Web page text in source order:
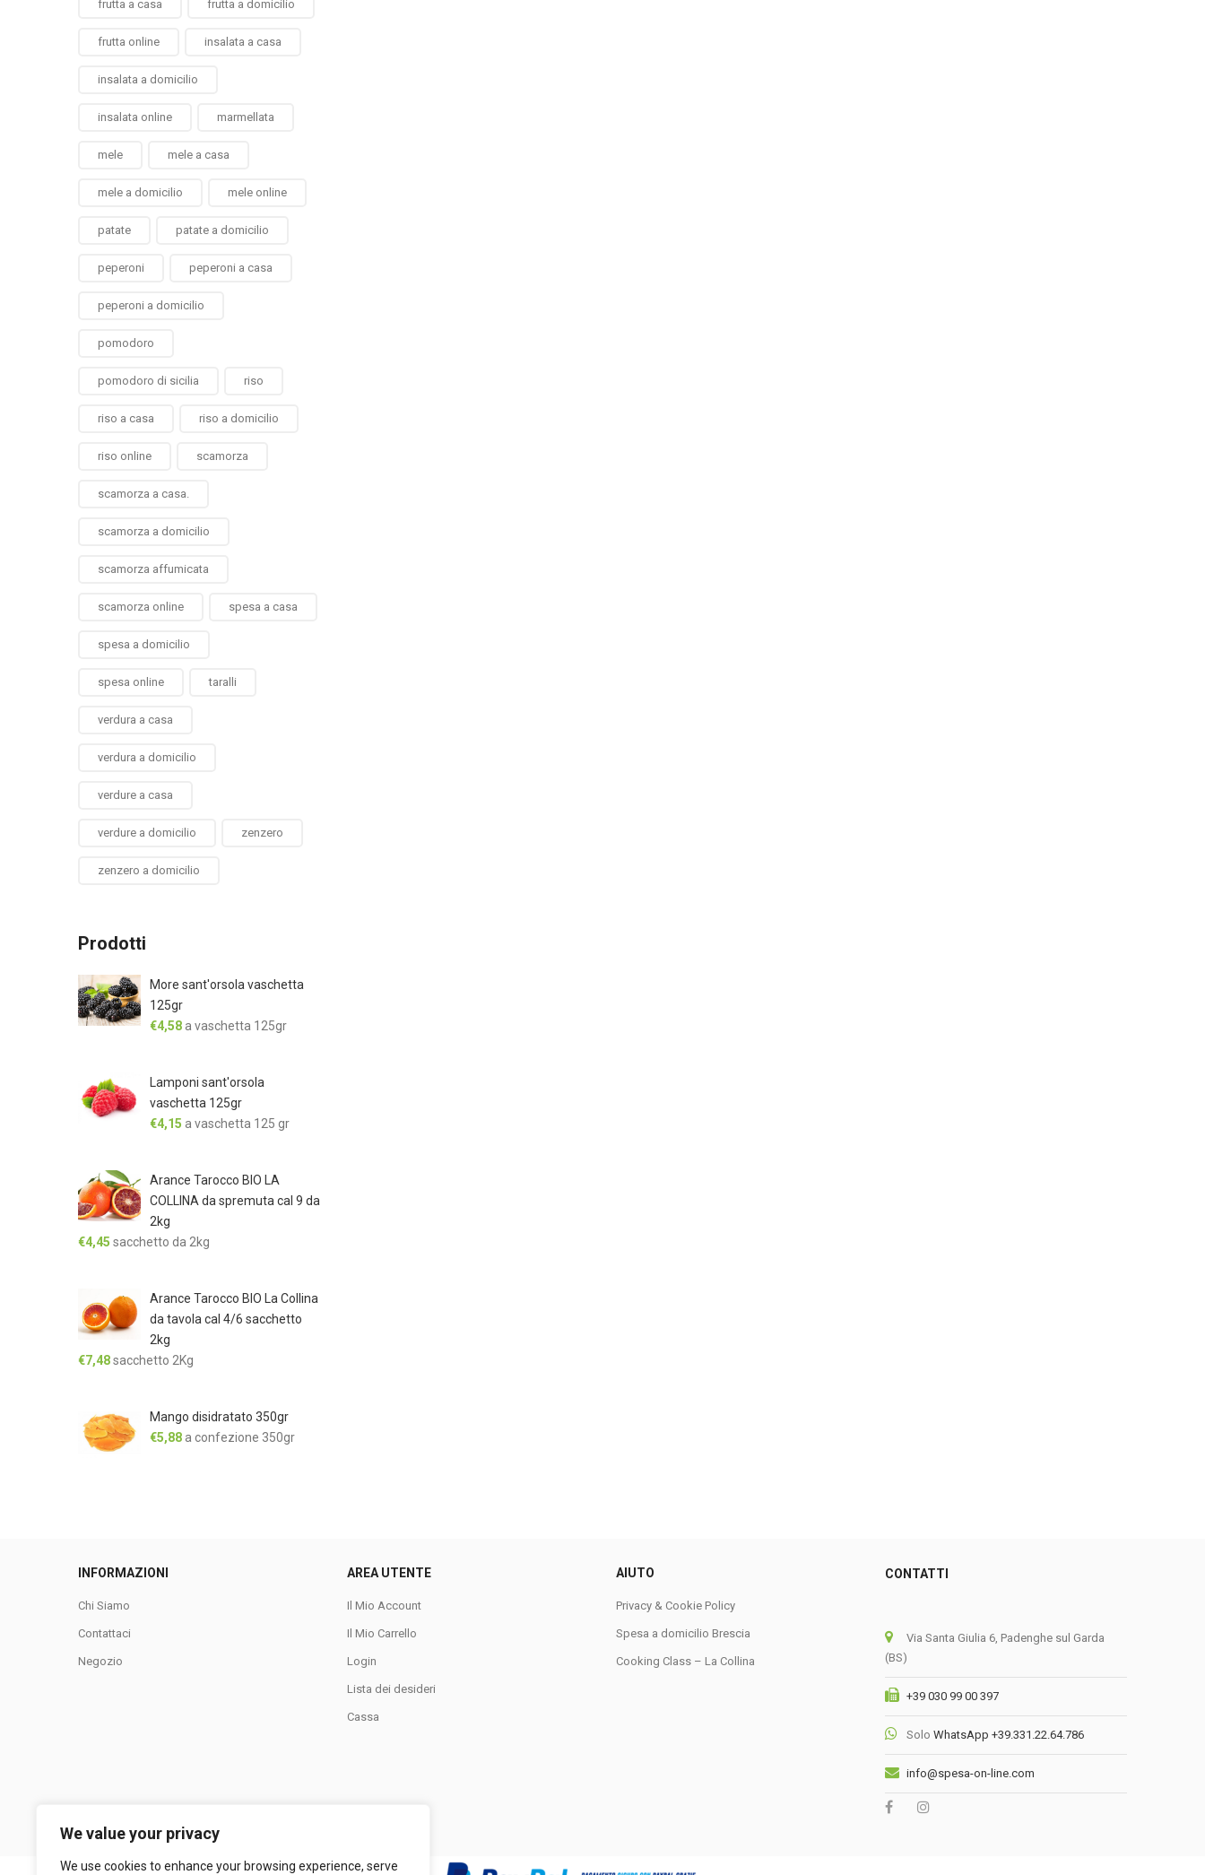
We value your privacy
We use cookies to enhance your browsing experience, serve
frutta a casa frutta a domicilio
frutta online insalata a casa
insalata a domicilio
insalata online marmellata
mele mele a casa
mele a domicilio mele online
patate patate a domicilio
peperoni peperoni a casa
peperoni a domicilio
pomodoro
pomodoro di sicilia riso
riso a casa riso a domicilio
riso online scamorza
scamorza a casa.
scamorza a domicilio
scamorza affumicata
scamorza online spesa a casa
spesa a domicilio
spesa online taralli
verdura a casa
verdura a domicilio
verdure a casa
verdure a domicilio zenzero
zenzero a domicilio
Prodotti
More sant'orsola vaschetta
125gr
€4,58 a vaschetta 125gr
Lamponi sant'orsola
vaschetta 125gr
€4,15 a vaschetta 125 gr
Arance Tarocco BIO LA
COLLINA da spremuta cal 9 da
2kg
€4,45 sacchetto da 2kg
Arance Tarocco BIO La Collina
da tavola cal 4/6 sacchetto
2kg
€7,48sacchetto 2Kg
Mango disidratato 350gr
€5,88 a confezione 350gr
INFORMAZIONI
Chi Siamo
Contattaci
Negozio
AREA UTENTE
Il Mio Account
Il Mio Carrello
Login
Lista dei desideri
Cassa
AIUTO
Privacy & Cookie Policy
Spesa a domicilio Brescia
Cooking Class – La Collina
CONTATTI
Via Santa Giulia 6, Padenghe sul Garda
(BS)
+39 030 99 00 397
Solo WhatsApp +39.331.22.64.786
info@spesa-on-line.com
LA COLLINA SRL